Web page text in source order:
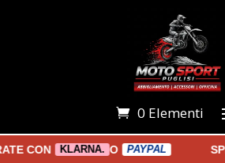
0 Elementi
CON KLARNA. O PAYPAL